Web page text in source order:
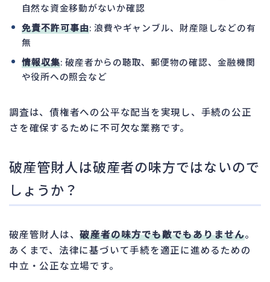
自然な資金移動がないか確認
免責不許可事由: 浪費やギャンブル、財産隠しなどの有
無
情報収集: 破産者からの聴取、郵便物の確認、金融機関
や役所への照会など
調査は、債権者への公平な配当を実現し、手続の公正
さを確保するために不可欠な業務です。
破産管財人は破産者の味方ではないので
しょうか？
破産管財人は、破産者の味方でも敵でもありません。
あくまで、法律に基づいて手続を適正に進めるための
中立・公正な立場です。